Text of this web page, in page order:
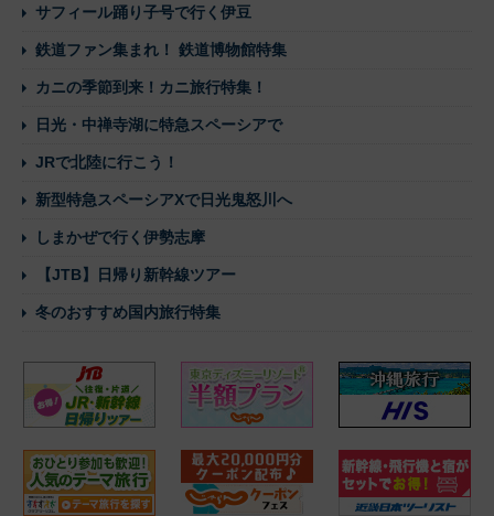
サフィール踊り子号で行く伊豆
鉄道ファン集まれ！ 鉄道博物館特集
カニの季節到来！カニ旅行特集！
日光・中禅寺湖に特急スペーシアで
JRで北陸に行こう！
新型特急スペーシアXで日光鬼怒川へ
しまかぜで行く伊勢志摩
【JTB】日帰り新幹線ツアー
冬のおすすめ国内旅行特集